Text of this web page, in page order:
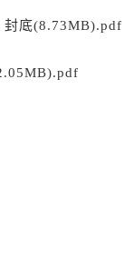
封底(8.73MB).pdf